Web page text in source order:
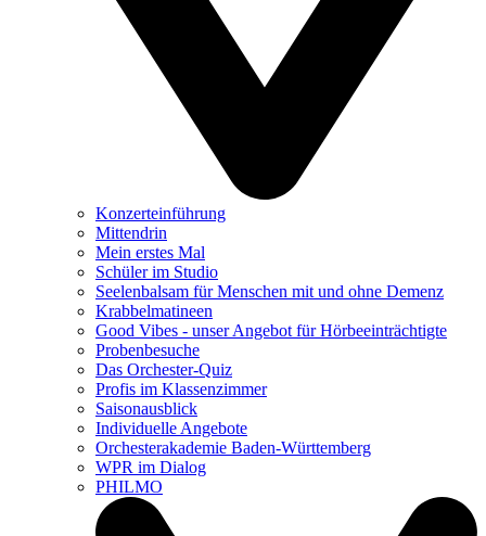
Konzerteinführung
Mittendrin
Mein erstes Mal
Schüler im Studio
Seelenbalsam für Menschen mit und ohne Demenz
Krabbelmatineen
Good Vibes - unser Angebot für Hörbeeinträchtigte
Probenbesuche
Das Orchester-Quiz
Profis im Klassenzimmer
Saisonausblick
Individuelle Angebote
Orchesterakademie Baden-Württemberg
WPR im Dialog
PHILMO